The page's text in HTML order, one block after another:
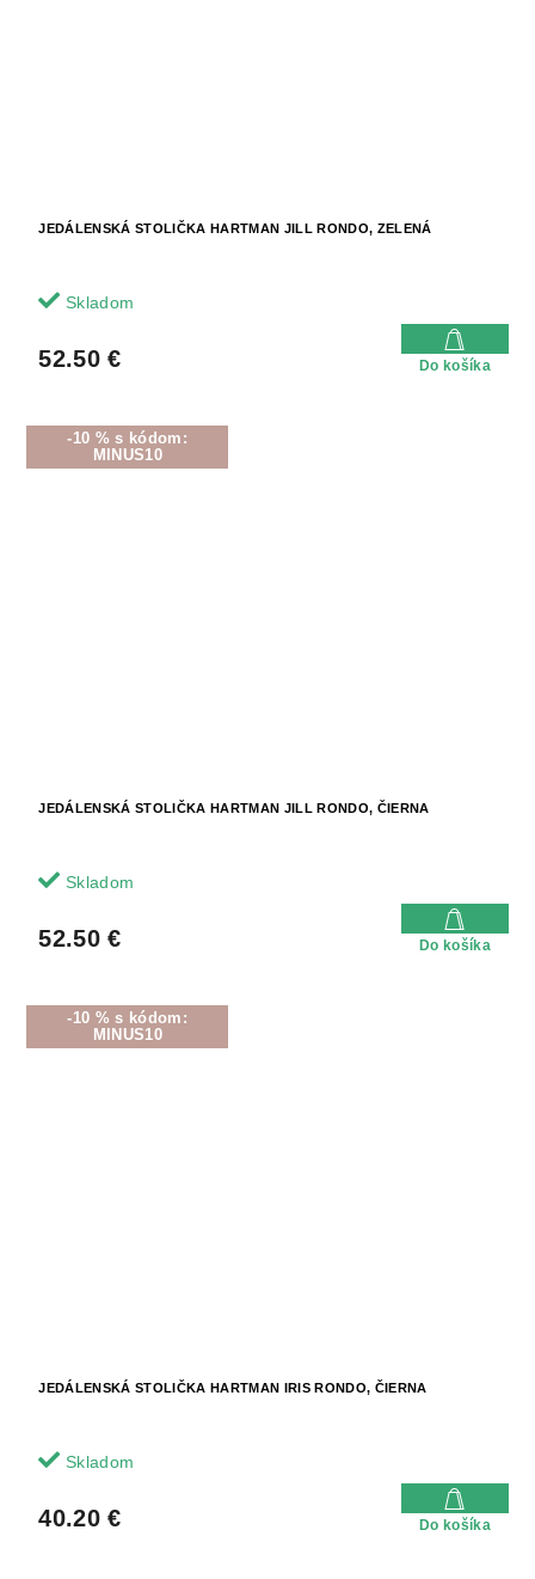
JEDÁLENSKÁ STOLIČKA HARTMAN JILL RONDO, ZELENÁ
Skladom
52.50 € Do košíka
-10 % s kódom:
MINUS10
JEDÁLENSKÁ STOLIČKA HARTMAN JILL RONDO, ČIERNA
Skladom
52.50 € Do košíka
-10 % s kódom:
MINUS10
JEDÁLENSKÁ STOLIČKA HARTMAN IRIS RONDO, ČIERNA
Skladom
40.20 € Do košíka